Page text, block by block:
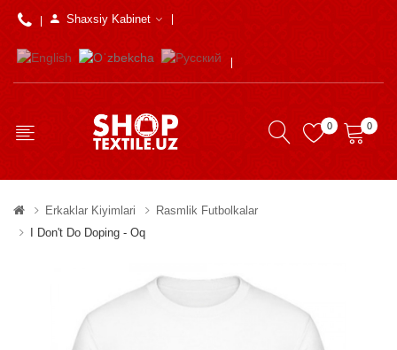
Shaxsiy Kabinet
0 0
Erkaklar Kiyimlari
Rasmlik Futbolkalar
I Don't Do Doping - Oq